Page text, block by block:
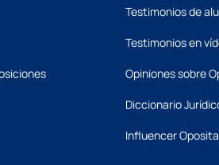
Testimonios de
Testimonios en
Opiniones sobre
Diccionario
Influencer